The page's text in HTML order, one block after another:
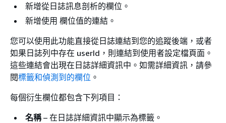
新增從日誌訊息剖析的欄位。
新增使用 欄位值的連結。
您可以使用此功能直接從日誌連結到您的追蹤後端，或者
如果日誌列中存在 userId，則連結到使用者設定檔頁面。
這些連結會出現在日誌詳細資訊中。如需詳細資訊，請參
閱標籤和偵測到的欄位 。
每個衍生欄位都包含下列項目：
名稱– 在日誌詳細資訊中顯示為標籤。